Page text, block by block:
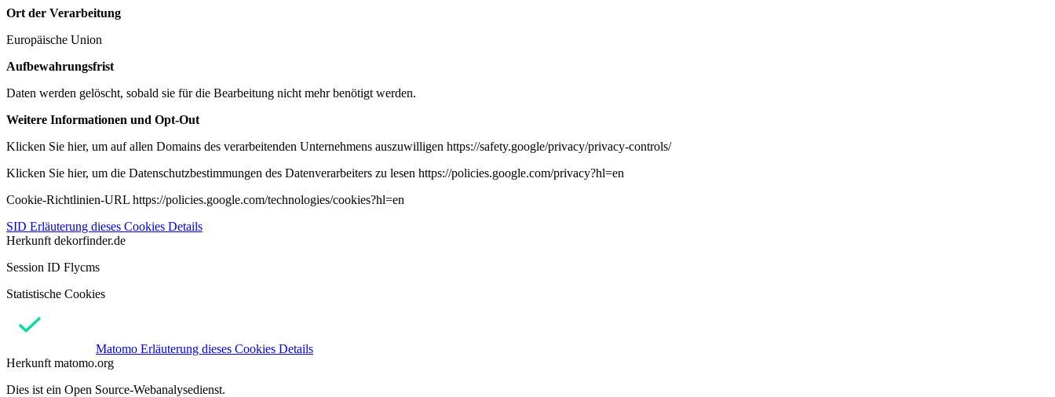
Ort der Verarbeitung
Europäische Union
Aufbewahrungsfrist
Daten werden gelöscht, sobald sie für die Bearbeitung nicht mehr benötigt werden.
Weitere Informationen und Opt-Out
Klicken Sie hier, um auf allen Domains des verarbeitenden Unternehmens auszuwilligen https://safety.google/privacy/privacy-controls/
Klicken Sie hier, um die Datenschutzbestimmungen des Datenverarbeiters zu lesen https://policies.google.com/privacy?hl=en
Cookie-Richtlinien-URL https://policies.google.com/technologies/cookies?hl=en
SID Erläuterung dieses Cookies Details
Herkunft dekorfinder.de
Session ID Flycms
Statistische Cookies
Matomo Erläuterung dieses Cookies Details
Herkunft matomo.org
Dies ist ein Open Source-Webanalysedienst.